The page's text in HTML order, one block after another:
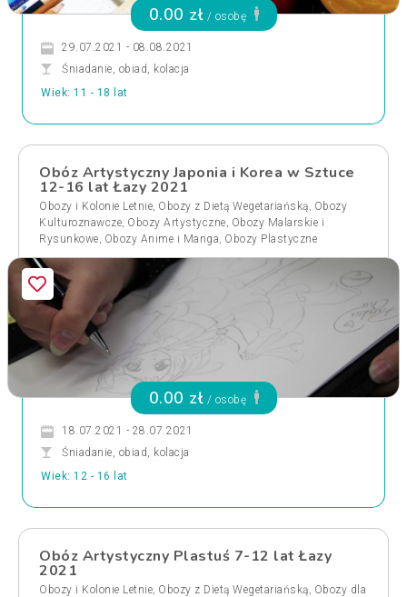
0.00 zł / osobę
29.07.2021 - 08.08.2021
Śniadanie, obiad, kolacja
Wiek: 11 - 18 lat
Obóz Artystyczny Japonia i Korea w Sztuce
12-16 lat Łazy 2021
Obozy i Kolonie Letnie, Obozy z Dietą Wegetariańską, Obozy
Kulturoznawcze, Obozy Artystyczne, Obozy Malarskie i
Rysunkowe, Obozy Anime i Manga, Obozy Plastyczne
0.00 zł / osobę
18.07.2021 - 28.07.2021
Śniadanie, obiad, kolacja
Wiek: 12 - 16 lat
Obóz Artystyczny Plastuś 7-12 lat Łazy
2021
Obozy i Kolonie Letnie, Obozy z Dietą Wegetariańską, Obozy dla